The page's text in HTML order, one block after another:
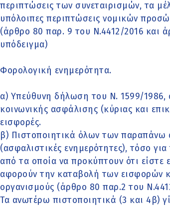
περιπτώσεις των συνεταιρισμών, τα
υπόλοιπες περιπτώσεις νομικών
(άρθρο 80 παρ. 9 του Ν.4412/2016 και
υπόδειγμα)
Φορολογική ενημερότητα.
α) Υπεύθυνη δήλωση του Ν. 1599/1986,
κοινωνικής ασφάλισης (κύριας και
εισφορές.
β) Πιστοποιητικά όλων των παραπάνω
(ασφαλιστικές ενημερότητες), τόσο
από τα οποία να προκύπτουν ότι είστε
αφορούν την καταβολή των εισφορών
οργανισμούς (άρθρο 80 παρ.2 του
Τα ανωτέρω πιστοποιητικά (3 και 4β)